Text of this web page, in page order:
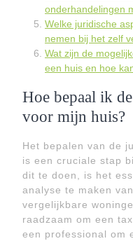
onderhandelingen
Welke juridische
nemen bij het zelf
Wat zijn de
een huis en hoe
Hoe bepaal ik
voor mijn huis?
Het bepalen van de
is een cruciale stap
dit te doen, is het
analyse te maken
vergelijkbare
raadzaam om een
een professional om